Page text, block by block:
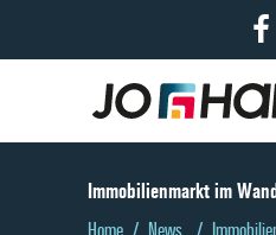
Immobilien­markt im